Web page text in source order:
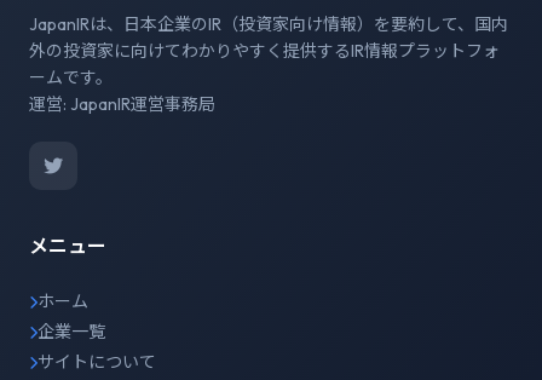
JapanIRは、日本企業のIR（投資家向け情報）を要約して、国内
外の投資家に向けてわかりやすく提供するIR情報プラットフォ
ームです。
運営: JapanIR運営事務局
メニュー
ホーム
企業一覧
サイトについて